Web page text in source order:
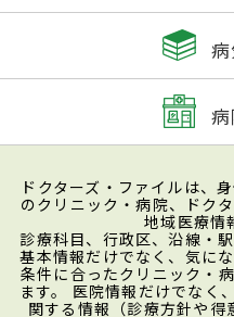
ドクターズ・ファイルは、
のクリニック・病院、ドク
地域医療情
診療科目、行政区、沿線・
基本情報だけでなく、気に
条件に合ったクリニック・
ます。 医院情報だけでなく
関する情報（診療方針や得